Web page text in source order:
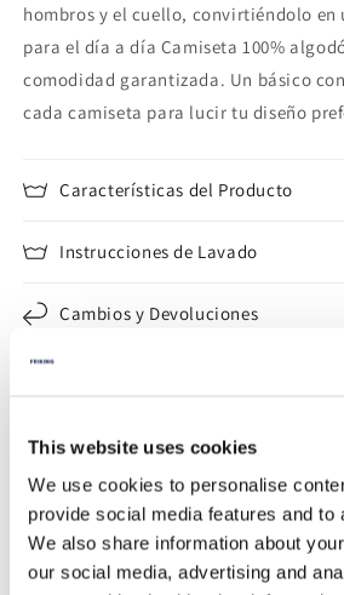
This website uses cookies
We use cookies to personalise
provide social media features and to
We also share information about
our social media, advertising and
hombros y el cuello, convirtiéndolo en
para el día a día Camiseta 100%
comodidad garantizada. Un básico
cada camiseta para lucir tu diseño
Características del Producto
Instrucciones de Lavado
Cambios y Devoluciones